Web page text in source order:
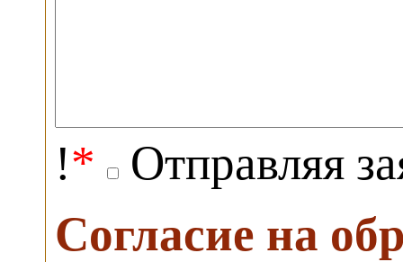
!*
Отправляя
Согласие на